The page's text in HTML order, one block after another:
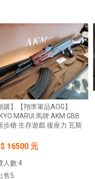
購】【翔準軍品AOG】
MARUI 馬牌 AKM GBB
步槍 生存遊戲 後座力 瓦斯
16500 元
人數:4
售5